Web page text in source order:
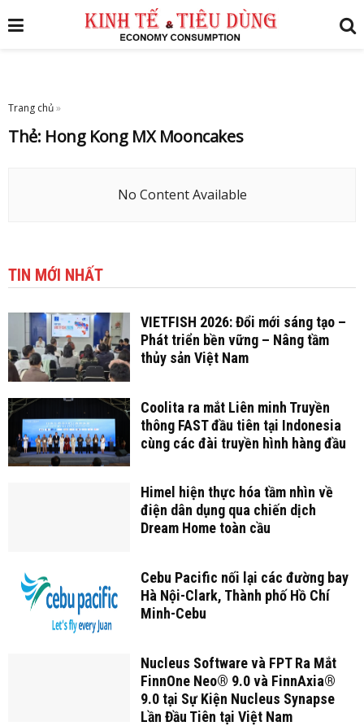
Trang chủ»
Thẻ: Hong Kong MX Mooncakes
No Content Available
TIN MỚI NHẤT
VIETFISH 2026: Đổi mới sáng tạo –
Phát triển bền vững – Nâng tầm
thủy sản Việt Nam
Coolita ra mắt Liên minh Truyền
thông FAST đầu tiên tại Indonesia
cùng các đài truyền hình hàng đầu
Himel hiện thực hóa tầm nhìn về
điện dân dụng qua chiến dịch
Dream Home toàn cầu
Cebu Pacific nối lại các đường bay
Hà Nội-Clark, Thành phố Hồ Chí
Minh-Cebu
Nucleus Software và FPT Ra Mắt
FinnOne Neo® 9.0 và FinnAxia®
9.0 tại Sự Kiện Nucleus Synapse
Lần Đầu Tiên tại Việt Nam